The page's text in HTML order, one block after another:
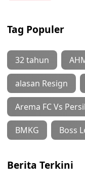
Tag Populer
32 tahun
alasan Resign
Arema FC Vs
BMKG Boss
Berita Terkini